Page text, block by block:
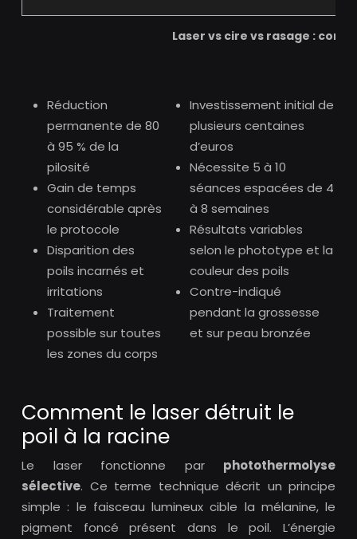
Laser vs cire vs rasage :
Réduction
permanente de 80
à 95 % de la
pilosité
Gain de temps
considérable après
le protocole
Disparition des
poils incarnés et
irritations
Traitement
possible sur toutes
les zones du corps
Investissement initial de
plusieurs centaines
d’euros
Nécessite 5 à 10
séances espacées de 4
à 8 semaines
Résultats variables
selon le phototype et la
couleur des poils
Contre-indiqué
pendant la grossesse
et sur peau bronzée
Comment le laser détruit le
poil à la racine
Le laser fonctionne par photothermolyse
sélective. Ce terme technique décrit un principe
simple : le faisceau lumineux cible la mélanine, le
pigment foncé présent dans le poil. L’énergie